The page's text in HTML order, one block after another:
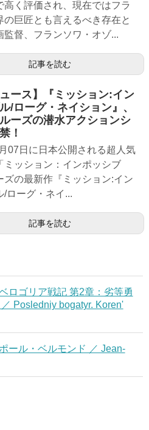
高く評価され、現在ではフラ
の巨匠とも言えるべき存在と
監督、フランソワ・オゾ...
記事を読む
ュース】『ミッション:イン
/ローグ・ネイション』、
ーズの潜水アクションシ
！
07日に日本公開される超人気
ミッション：インポッシブ
ズの最新作『ミッション:イン
/ローグ・ネイ...
記事を読む
ロゴリア戦記 第2章：劣等勇
Posledniy bogatyr. Koren'
ール・ベルモンド ／ Jean-